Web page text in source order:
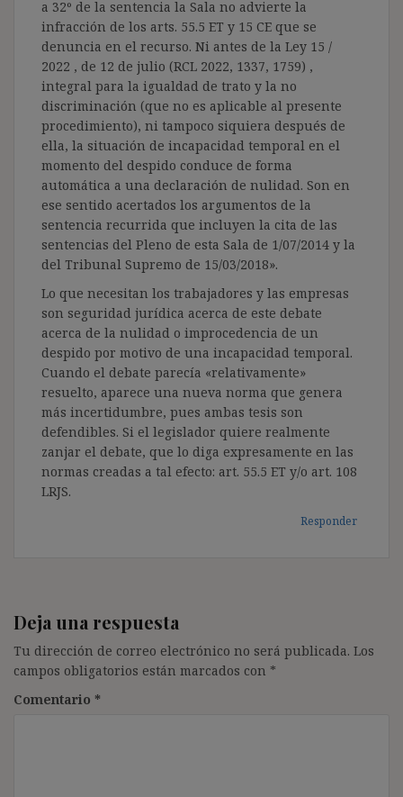
a 32º de la sentencia la Sala no advierte la
infracción de los arts. 55.5 ET y 15 CE que se
denuncia en el recurso. Ni antes de la Ley 15 /
2022 , de 12 de julio (RCL 2022, 1337, 1759) ,
integral para la igualdad de trato y la no
discriminación (que no es aplicable al presente
procedimiento), ni tampoco siquiera después de
ella, la situación de incapacidad temporal en el
momento del despido conduce de forma
automática a una declaración de nulidad. Son en
ese sentido acertados los argumentos de la
sentencia recurrida que incluyen la cita de las
sentencias del Pleno de esta Sala de 1/07/2014 y la
del Tribunal Supremo de 15/03/2018».
Lo que necesitan los trabajadores y las empresas
son seguridad jurídica acerca de este debate
acerca de la nulidad o improcedencia de un
despido por motivo de una incapacidad temporal.
Cuando el debate parecía «relativamente»
resuelto, aparece una nueva norma que genera
más incertidumbre, pues ambas tesis son
defendibles. Si el legislador quiere realmente
zanjar el debate, que lo diga expresamente en las
normas creadas a tal efecto: art. 55.5 ET y/o art. 108
LRJS.
Responder
Deja una respuesta
Tu dirección de correo electrónico no será publicada. Los
campos obligatorios están marcados con *
Comentario *